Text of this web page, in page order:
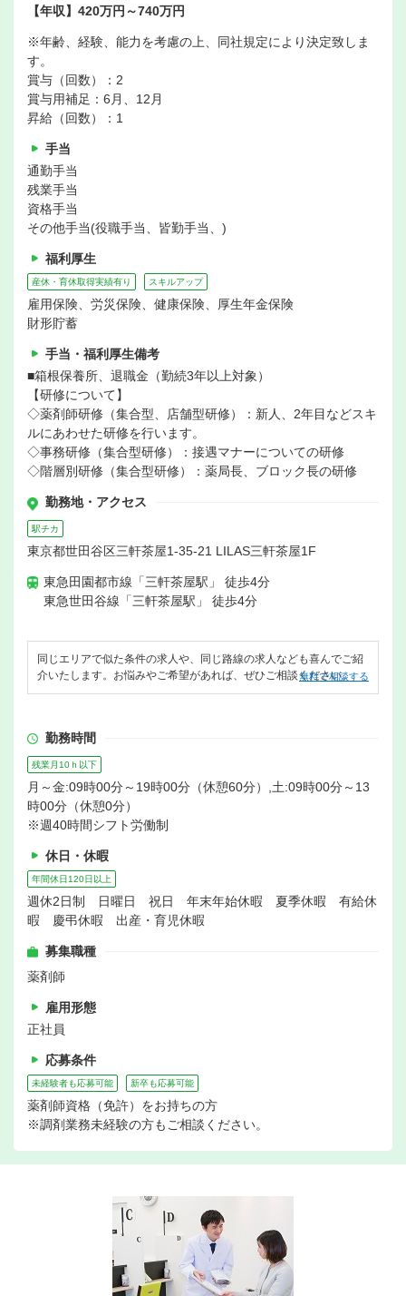
【年収】420万円～740万円
※年齢、経験、能力を考慮の上、同社規定により決定致しま
す。
賞与（回数）：2
賞与用補足：6月、12月
昇給（回数）：1
手当
通勤手当
残業手当
資格手当
その他手当(役職手当、皆勤手当、)
福利厚生
産休・育休取得実績有り スキルアップ
雇用保険、労災保険、健康保険、厚生年金保険
財形貯蓄
手当・福利厚生備考
■箱根保養所、退職金（勤続3年以上対象）
【研修について】
◇薬剤師研修（集合型、店舗型研修）：新人、2年目などスキ
ルにあわせた研修を行います。
◇事務研修（集合型研修）：接遇マナーについての研修
◇階層別研修（集合型研修）：薬局長、ブロック長の研修
勤務地・アクセス
駅チカ
東京都世田谷区三軒茶屋1-35-21 LILAS三軒茶屋1F
東急田園都市線「三軒茶屋駅」 徒歩4分
東急世田谷線「三軒茶屋駅」 徒歩4分
同じエリアで似た条件の求人や、同じ路線の求人なども喜んでご紹
介いたします。お悩みやご希望があれば、ぜひご相談ください。
無料で相談する
勤務時間
残業月10ｈ以下
月～金:09時00分～19時00分（休憩60分）,土:09時00分～13
時00分（休憩0分）
※週40時間シフト労働制
休日・休暇
年間休日120日以上
週休2日制 日曜日 祝日 年末年始休暇 夏季休暇 有給休
暇 慶弔休暇 出産・育児休暇
募集職種
薬剤師
雇用形態
正社員
応募条件
未経験者も応募可能 新卒も応募可能
薬剤師資格（免許）をお持ちの方
※調剤業務未経験の方もご相談ください。